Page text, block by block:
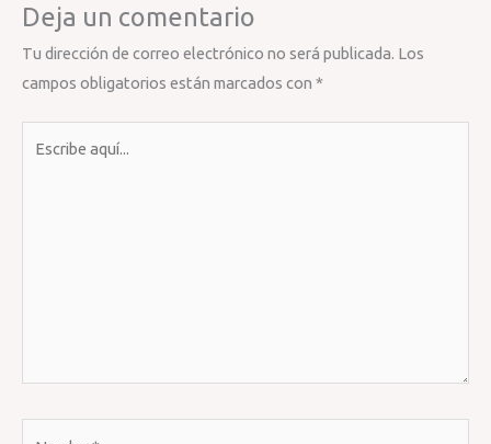
Deja un comentario
Tu dirección de correo electrónico no será publicada. Los
campos obligatorios están marcados con *